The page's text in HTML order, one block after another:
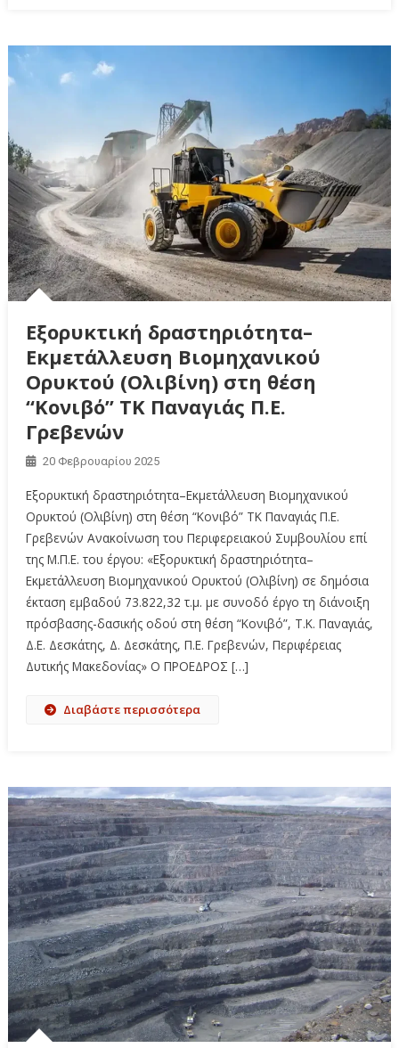
Εξορυκτική δραστηριότητα–
Εκμετάλλευση Βιομηχανικού
Ορυκτού (Ολιβίνη) στη θέση
“Κονιβό” ΤΚ Παναγιάς Π.Ε.
Γρεβενών
20 Φεβρουαρίου 2025
Εξορυκτική δραστηριότητα–Εκμετάλλευση Βιομηχανικού
Ορυκτού (Ολιβίνη) στη θέση “Κονιβό” ΤΚ Παναγιάς Π.Ε.
Γρεβενών Ανακοίνωση του Περιφερειακού Συμβουλίου επί
της Μ.Π.Ε. του έργου: «Εξορυκτική δραστηριότητα–
Εκμετάλλευση Βιομηχανικού Ορυκτού (Ολιβίνη) σε δημόσια
έκταση εμβαδού 73.822,32 τ.μ. με συνοδό έργο τη διάνοιξη
πρόσβασης-δασικής οδού στη θέση “Κονιβό”, Τ.Κ. Παναγιάς,
Δ.Ε. Δεσκάτης, Δ. Δεσκάτης, Π.Ε. Γρεβενών, Περιφέρειας
Δυτικής Μακεδονίας» Ο ΠΡΟΕΔΡΟΣ […]
Διαβάστε περισσότερα